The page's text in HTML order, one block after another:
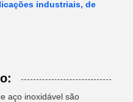
industriais, de
aço inoxidável são